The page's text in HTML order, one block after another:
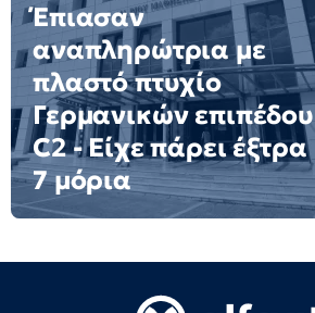
Έπιασαν
αναπληρώτρια με
πλαστό πτυχίο
Γερμανικών επιπέδου
C2 - Είχε πάρει έξτρα
7 μόρια